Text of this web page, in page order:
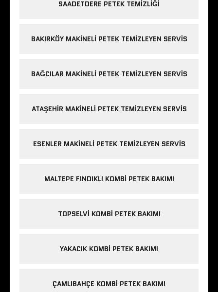
SAADETDERE PETEK TEMIZLIĞI
BAKIRKÖY MAKINELI PETEK TEMIZLEYEN SERVIS
BAĞCILAR MAKINELI PETEK TEMIZLEYEN SERVIS
ATAŞEHIR MAKINELI PETEK TEMIZLEYEN SERVIS
ESENLER MAKINELI PETEK TEMIZLEYEN SERVIS
MALTEPE FINDIKLI KOMBI PETEK BAKIMI
TOPSELVI KOMBI PETEK BAKIMI
YAKACIK KOMBI PETEK BAKIMI
ÇAMLIBAHÇE KOMBI PETEK BAKIMI